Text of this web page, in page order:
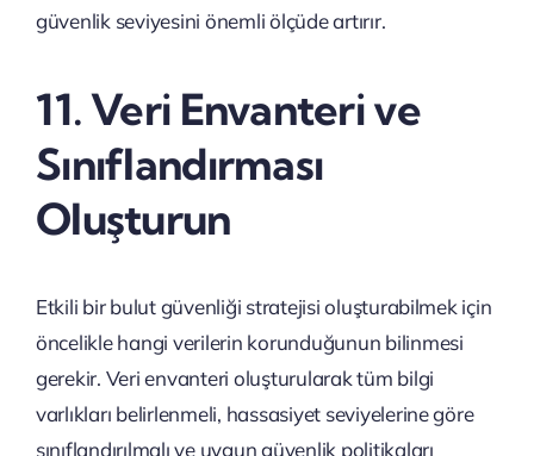
güvenlik seviyesini önemli ölçüde artırır.
11. Veri Envanteri ve
Sınıflandırması
Oluşturun
Etkili bir bulut güvenliği stratejisi oluşturabilmek için
öncelikle hangi verilerin korunduğunun bilinmesi
gerekir. Veri envanteri oluşturularak tüm bilgi
varlıkları belirlenmeli, hassasiyet seviyelerine göre
sınıflandırılmalı ve uygun güvenlik politikaları